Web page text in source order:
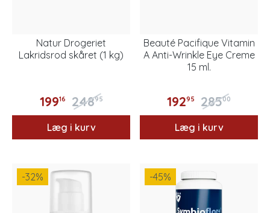
Natur Drogeriet
Lakridsrod skåret (1 kg)
19916 24895
Læg i kurv
Beauté Pacifique Vitamin
A Anti-Wrinkle Eye Creme
15 ml.
19295 28500
Læg i kurv
-32% -45%